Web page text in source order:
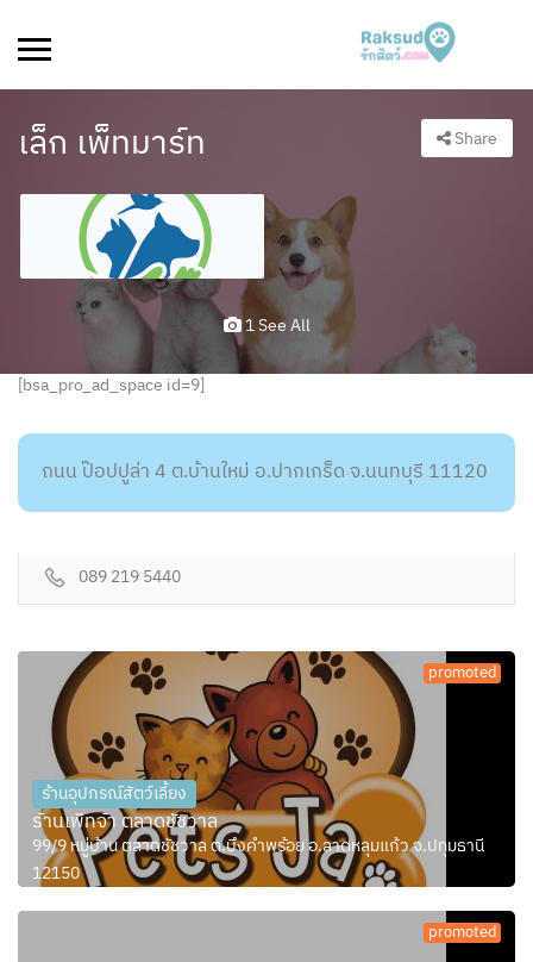
เล็ก เพ็ทมาร์ท Share
1 See All
[bsa_pro_ad_space id=9]
ถนน ป๊อปปูล่า 4 ต.บ้านใหม่ อ.ปากเกร็ด จ.นนทบุรี 11120
089 219 5440
promoted
ร้านอุปกรณ์สัตว์เลี้ยง
ร้านเพ็ทจ้า ตลาดชัชวาล
99/9 หมู่บ้าน ตลาดชัชวาล ต.บึงคำพร้อย อ.ลาดหลุมแก้ว จ.ปทุมธานี
12150
promoted